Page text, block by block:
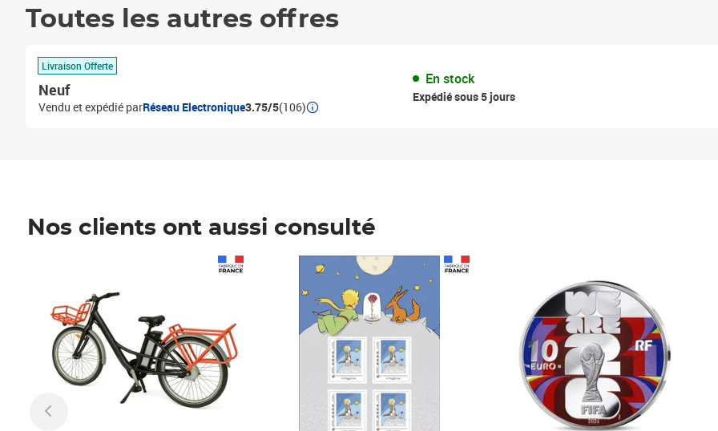
Toutes les autres offres
Livraison Offerte
Neuf
Vendu et expédié parRéseau Electronique3.75/5(106)
En stock
Expédié sous 5 jours
Nos clients ont aussi consulté
Prix 7,50€